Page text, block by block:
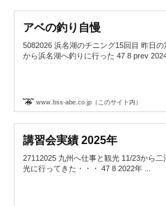
アベの釣り自慢
5082026 浜名湖のチニング15回目 昨日
から浜名湖へ釣りに行った 47 8 prev 2024
www.bss-abe.co.jp（このサイト内）
講習会実績 2025年
27112025 九州へ仕事と観光 11/23から
光に行ってきた・・・ 47 8 2022年 ...